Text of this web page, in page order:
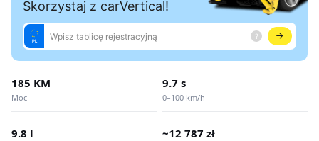
185 KM
Moc
9.7 s
0–100 km/h
9.8 l ~12 787 zł